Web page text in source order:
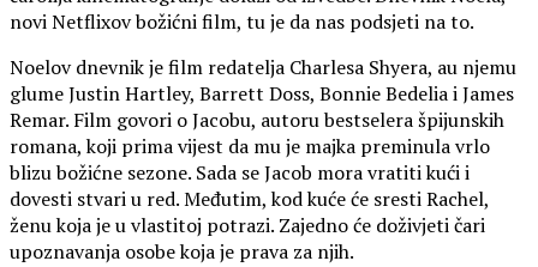
novi Netflixov božićni film, tu je da nas podsjeti na to.
Noelov dnevnik je film redatelja Charlesa Shyera, au njemu
glume Justin Hartley, Barrett Doss, Bonnie Bedelia i James
Remar. Film govori o Jacobu, autoru bestselera špijunskih
romana, koji prima vijest da mu je majka preminula vrlo
blizu božićne sezone. Sada se Jacob mora vratiti kući i
dovesti stvari u red. Međutim, kod kuće će sresti Rachel,
ženu koja je u vlastitoj potrazi. Zajedno će doživjeti čari
upoznavanja osobe koja je prava za njih.